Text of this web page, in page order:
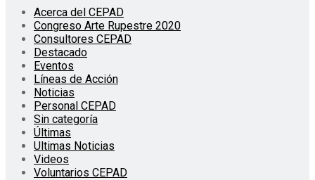
Acerca del CEPAD
Congreso Arte Rupestre 2020
Consultores CEPAD
Destacado
Eventos
Líneas de Acción
Noticias
Personal CEPAD
Sin categoría
Últimas
Ultimas Noticias
Videos
Voluntarios CEPAD